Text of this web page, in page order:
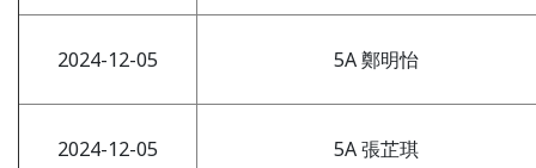
2024-12-05 5A 鄭明怡
2024-12-05 5A 張芷琪